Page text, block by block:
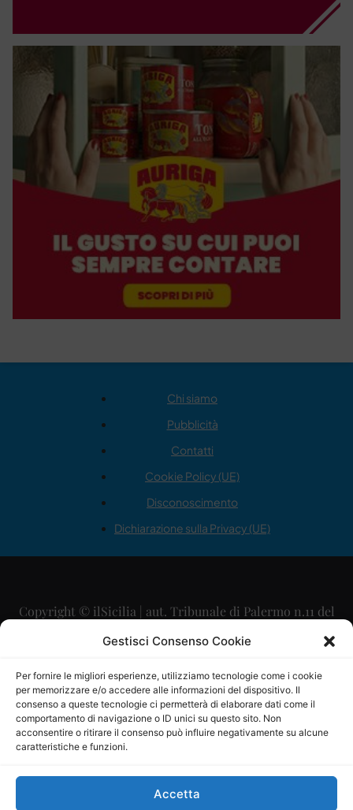
Gestisci Consenso Cookie
Per fornire le migliori esperienze, utilizziamo tecnologie come i cookie
per memorizzare e/o accedere alle informazioni del dispositivo. Il
consenso a queste tecnologie ci permetterà di elaborare dati come il
comportamento di navigazione o ID unici su questo sito. Non
acconsentire o ritirare il consenso può influire negativamente su alcune
caratteristiche e funzioni.
Accetta
Chi siamo
Pubblicità
Contatti
Cookie Policy (UE)
Disconoscimento
Dichiarazione sulla Privacy (UE)
Copyright © ilSicilia | aut. Tribunale di Palermo n.11 del
29/09/2015
Direttore Editoriale: Maurizio Scaglione
Direttore Responsabile: Maria Calabrese
P.IVA: 06334930820